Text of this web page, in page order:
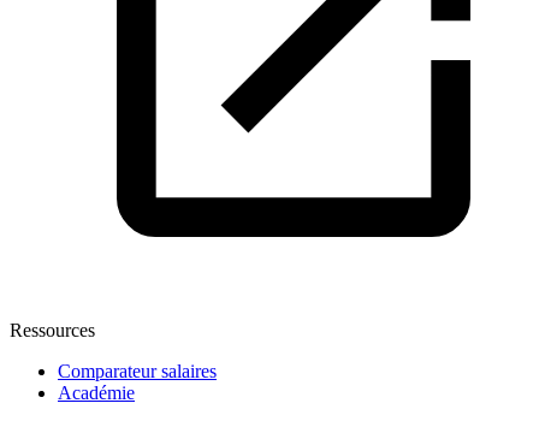
Ressources
Comparateur salaires
Académie